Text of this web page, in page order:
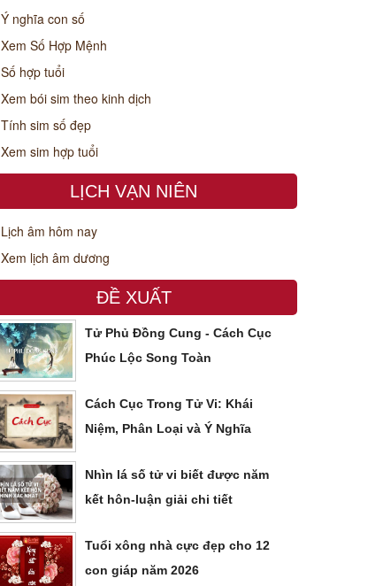
Ý nghĩa con số
Xem Số Hợp Mệnh
Số hợp tuổi
Xem bói sim theo kinh dịch
Tính sim số đẹp
Xem sim hợp tuổi
LỊCH VẠN NIÊN
Lịch âm hôm nay
Xem lịch âm dương
ĐỀ XUẤT
Tử Phủ Đồng Cung - Cách Cục
Phúc Lộc Song Toàn
Cách Cục Trong Tử Vi: Khái
Niệm, Phân Loại và Ý Nghĩa
Nhìn lá số tử vi biết được năm
kết hôn-luận giải chi tiết
Tuổi xông nhà cực đẹp cho 12
con giáp năm 2026